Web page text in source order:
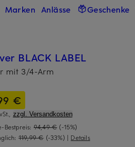
Marken Anlässe Geschenke
BLACK LABEL
mit 3/4-Arm
€
zzgl. Versandkosten
Bestpreis: 94,49 € (-15%)
119,99 € (-33%) | Details